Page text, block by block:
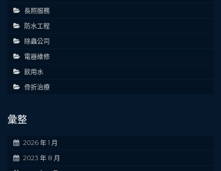
長照服務
防水工程
除蟲公司
電器維修
飲用水
骨折治療
彙整
2026 年 1 月
2023 年 8 月